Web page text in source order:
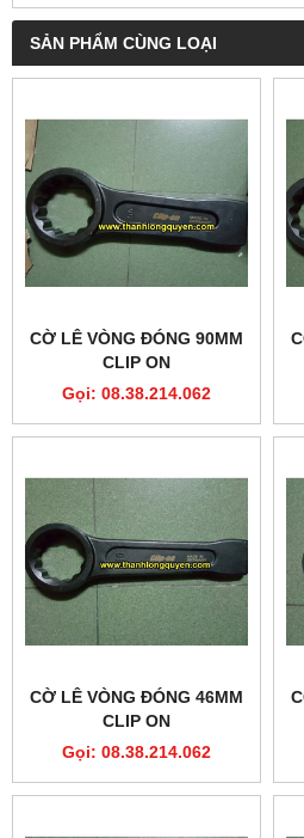
SẢN PHẨM CÙNG LOẠI
CỜ LÊ VÒNG ĐÓNG 90MM
CLIP ON
Gọi: 08.38.214.062
CỜ LÊ VÒNG ĐÓNG 46MM
CLIP ON
Gọi: 08.38.214.062